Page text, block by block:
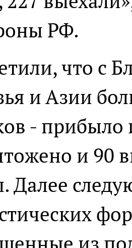
РФ.
что с
и Азии
- прибыло
и 90
Далее